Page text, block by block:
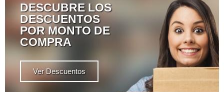
DESCUBRE LOS
DESCUENTOS
POR MONTO DE
COMPRA
Ver Descuentos